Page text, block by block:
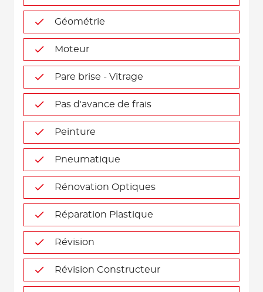
Géométrie
Moteur
Pare brise - Vitrage
Pas d'avance de frais
Peinture
Pneumatique
Rénovation Optiques
Réparation Plastique
Révision
Révision Constructeur